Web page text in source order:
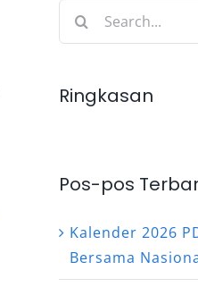
Search
Ringkasan
Pos-pos
Kalender 2026
Bersama